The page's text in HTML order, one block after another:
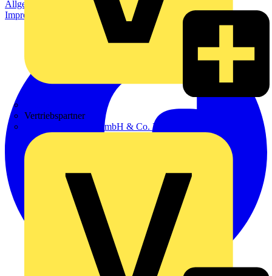
Vertriebspartner
Adalbert Zajadacz GmbH & Co. KG
Allgemeine Geschäftsbedingungen
Datenschutzerklärung
Impressum